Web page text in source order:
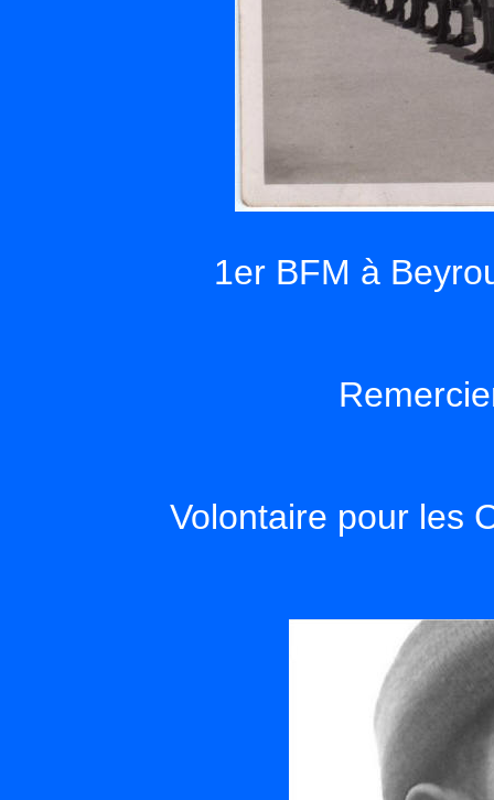
1er BFM à
Volontaire pour les